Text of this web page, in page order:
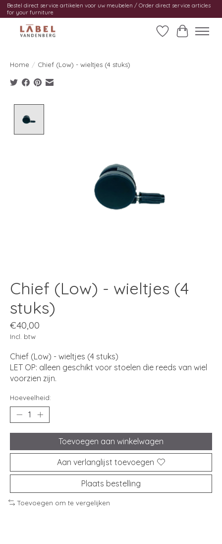
Bestel direct service artikelen voor uw meubelen / Order direct service articles
for your furniture
Verlanglijst
Home / Chief (Low) - wieltjes (4 stuks)
Chief (Low) - wieltjes (4
stuks)
€40,00
Incl. btw
Chief (Low) - wieltjes (4 stuks)
LET OP: alleen geschikt voor stoelen die reeds van wiel
voorzien zijn.
Hoeveelheid:
Toevoegen aan winkelwagen
Aan verlanglijst toevoegen
Plaats bestelling
Toevoegen om te vergelijken